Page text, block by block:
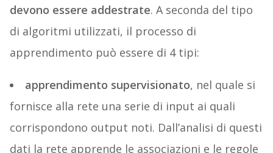
devono essere addestrate. A seconda del tipo
di algoritmi utilizzati, il processo di
apprendimento può essere di 4 tipi:
apprendimento supervisionato, nel quale si
fornisce alla rete una serie di input ai quali
corrispondono output noti. Dall’analisi di questi
dati la rete apprende le associazioni e le regole